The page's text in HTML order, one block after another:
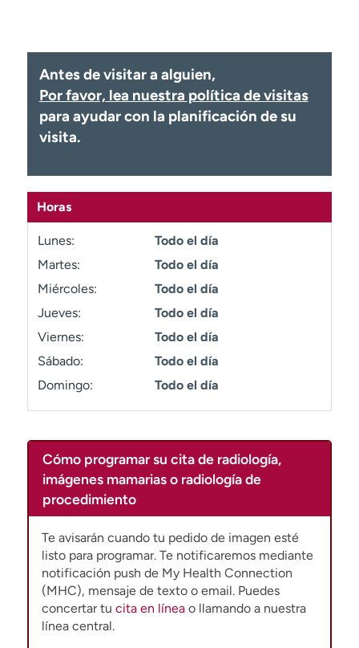
comunicación
Contáctenos Noticias e historias
Antes de visitar a alguien,
Por favor, lea nuestra política de visitas
para ayudar con la planificación de su
visita.
Horas
Lunes:
Todo el día
Martes:
Todo el día
Miércoles:
Todo el día
Jueves:
Todo el día
Viernes:
Todo el día
Sábado:
Todo el día
Domingo:
Todo el día
Cómo programar su cita de radiología,
imágenes mamarias o radiología de
procedimiento
Te avisarán cuando tu pedido de imagen esté
listo para programar. Te notificaremos mediante
notificación push de My Health Connection
(MHC), mensaje de texto o email. Puedes
concertar tu cita en líneao llamando a nuestra
línea central.